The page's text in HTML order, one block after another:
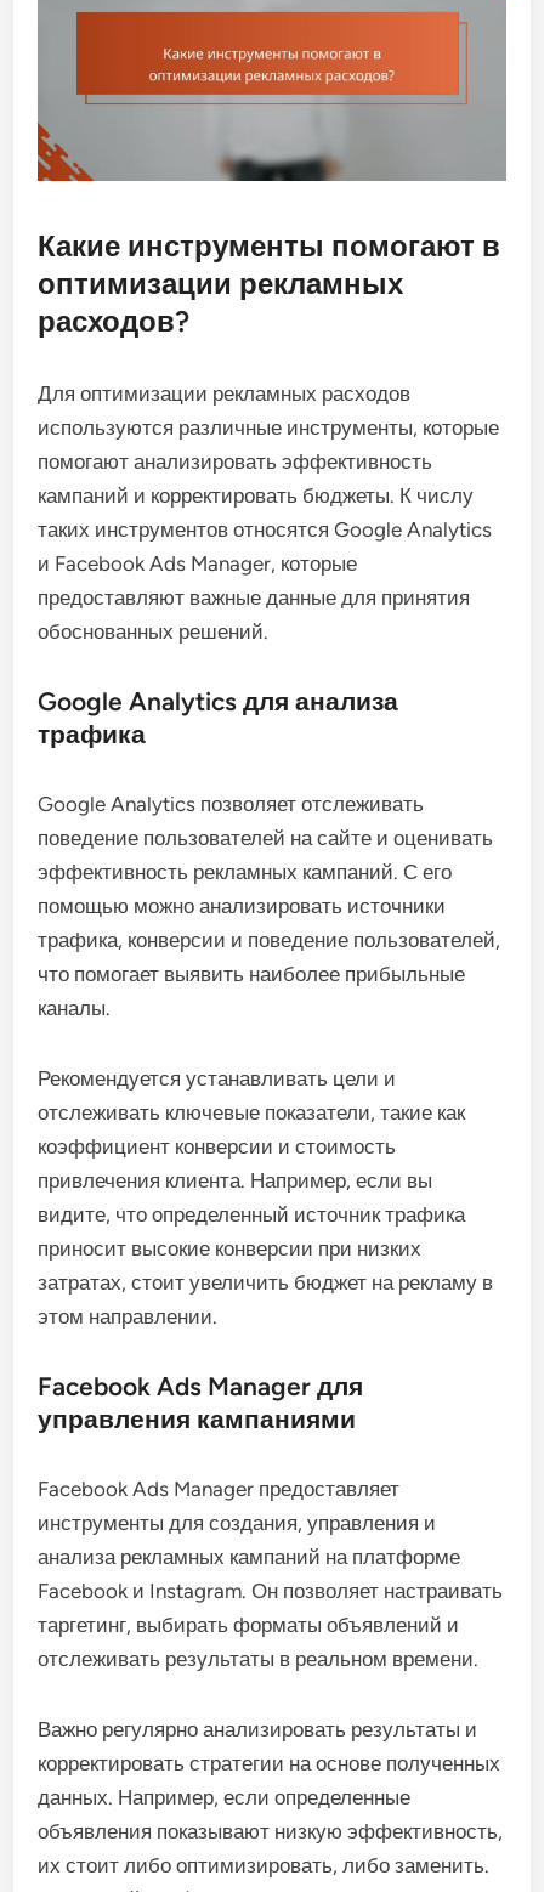
Какие инструменты помогают в
оптимизации рекламных
расходов?
Для оптимизации рекламных расходов
используются различные инструменты, которые
помогают анализировать эффективность
кампаний и корректировать бюджеты. К числу
таких инструментов относятся Google Analytics
и Facebook Ads Manager, которые
предоставляют важные данные для принятия
обоснованных решений.
Google Analytics для анализа
трафика
Google Analytics позволяет отслеживать
поведение пользователей на сайте и оценивать
эффективность рекламных кампаний. С его
помощью можно анализировать источники
трафика, конверсии и поведение пользователей,
что помогает выявить наиболее прибыльные
каналы.
Рекомендуется устанавливать цели и
отслеживать ключевые показатели, такие как
коэффициент конверсии и стоимость
привлечения клиента. Например, если вы
видите, что определенный источник трафика
приносит высокие конверсии при низких
затратах, стоит увеличить бюджет на рекламу в
этом направлении.
Facebook Ads Manager для
управления кампаниями
Facebook Ads Manager предоставляет
инструменты для создания, управления и
анализа рекламных кампаний на платформе
Facebook и Instagram. Он позволяет настраивать
таргетинг, выбирать форматы объявлений и
отслеживать результаты в реальном времени.
Важно регулярно анализировать результаты и
корректировать стратегии на основе полученных
данных. Например, если определенные
объявления показывают низкую эффективность,
их стоит либо оптимизировать, либо заменить.